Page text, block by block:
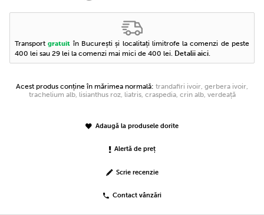
Transportgratuit în București și localitați limitrofe la comenzi de peste
400 lei sau 29 lei la comenzi mai mici de 400 lei. Detalii aici.
Acest produs conține în mărimea normală: trandafiri ivoir, gerbera ivoir,
trachelium alb, lisianthus roz, liatris, craspedia, crin alb, verdeață
Adaugă la produsele dorite
Alertă de preț
Scrie recenzie
Contact vânzări